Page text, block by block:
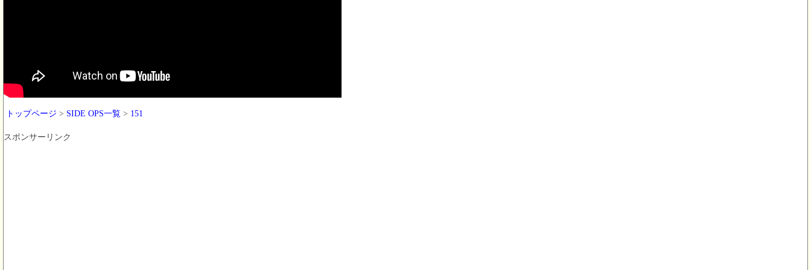
トップページ > SIDE OPS一覧 > 151
スポンサーリンク